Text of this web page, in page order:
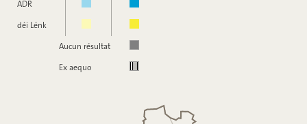
ADR
déi Lénk
Aucun résultat
Ex aequo